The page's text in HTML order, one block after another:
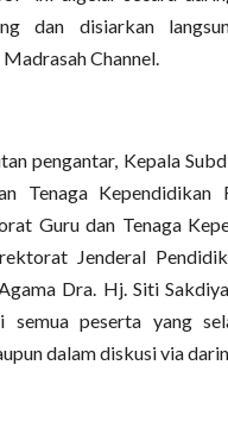
dan disiarkan
Channel.
pengantar, Kepala
Tenaga Kependidikan
Guru dan Tenaga
Jenderal
Dra. Hj. Siti
semua peserta yang
dalam diskusi via